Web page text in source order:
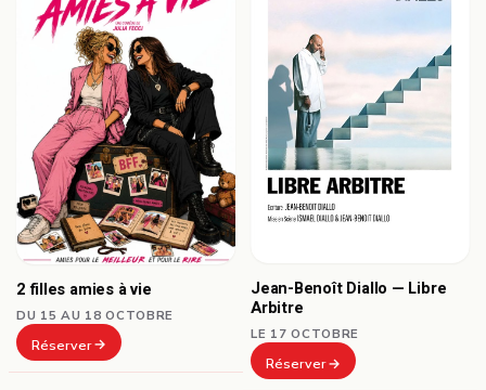
2 filles amies à vie
DU 15 AU 18 OCTOBRE
Réserver
Jean-Benoît Diallo — Libre
Arbitre
LE 17 OCTOBRE
Réserver